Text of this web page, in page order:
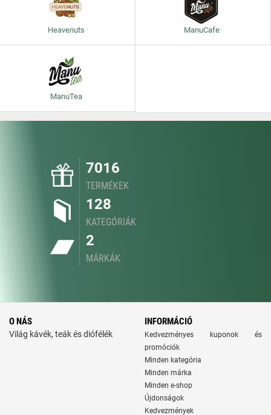
Heavenuts ManuCafe
ManuTea
7016
TERMÉKEK
128
KATEGÓRIÁK
2
MÁRKÁK
O NÁS
Világ kávék, teák és diófélék
INFORMÁCIÓ
Kedvezményes kuponok és
promóciók
Minden kategória
Minden márka
Minden e-shop
Újdonságok
Kedvezmények